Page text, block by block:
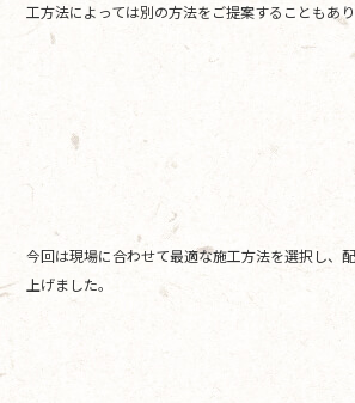
工方法によっては別の方法をご提案することもあり
今回は現場に合わせて最適な施工方法を選択し、
上げました。